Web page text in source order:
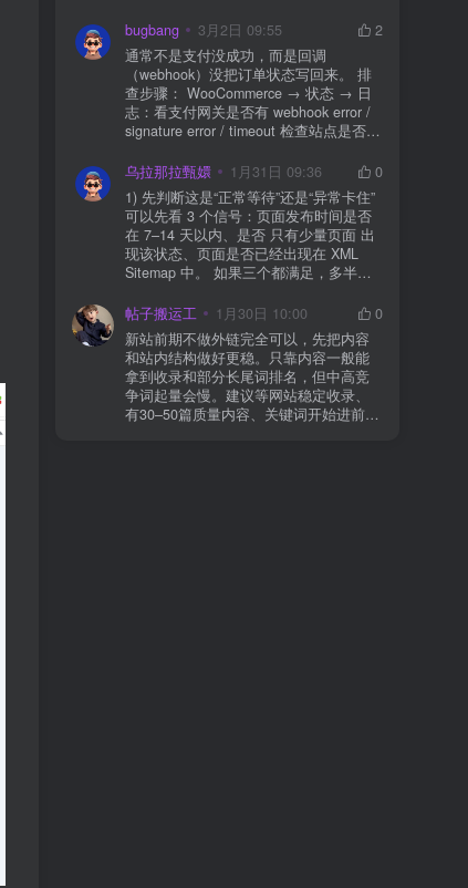
立刻清缓存，去前台检查首页、文章
页、按钮、表单这些关键位置。 最好再
装个支持版本回滚的插件，万一崩了，
一秒切回旧版。 总结来说：先备份、分
批更、更完查、留退路，稳得很✅😎希望
能帮到你
bugbang 3月2日 09:55
2
通常不是支付没成功，而是回调
（webhook）没把订单状态写回来。 排
查步骤： WooCommerce → 状态 → 日
志：看支付网关是否有 webhook error /
signature error / timeout 检查站点是否被
全插件） 检查是否启用了“缓存结账页/接
口路径”（结账页和回调接口不应缓存）
看服务器错误日志是否有 500/致命错误
导致回调执行中断 解决方案： 放行 wp-
json、wc-api、支付网关回调 URL（按网
关文档配置） 关闭结账页的缓存与 JS
合并压缩测试一次 若使用 Cloudflare：
则
乌拉那拉甄嬛 1月31日 09:36
0
1) 先判断这是“正常等待”还是“异常卡住”
可以先看 3 个信号：页面发布时间是否
在 7–14 天以内、是否 只有少量页面 出
现该状态、页面是否已经出现在 XML
Sitemap 中。 如果三个都满足，多半属
手。 2) 什么情况下“等”是没用的？ 以下
情况基本不会靠时间自动解决：页面几
乎没有内链（孤立页）、内容与站内已
有页面高度相似、canonical 指向了别的
URL、同一主题短时间发布太多相似文
章。 这种情况下，Google 已经抓取，但
判断“当前不值得进入索引”。 3) 最有效
帖子搬运工 1月30日 10:00
0
新站前期不做外链完全可以，先把内容
和站内结构做好更稳。只靠内容一般能
拿到收录和部分长尾词排名，但中高竞
争词起量会慢。建议等网站稳定收录、
有30–50篇质量内容、关键词开始进前